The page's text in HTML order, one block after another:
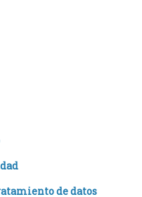
de datos